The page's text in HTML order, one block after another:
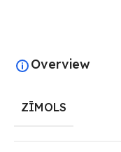
Overview
ZĪMOLS